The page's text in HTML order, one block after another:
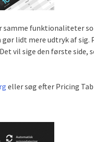
samme funktionaliteter
lidt mere udtryk af sig.
vil sige den første side,
eller søg efter Pricing